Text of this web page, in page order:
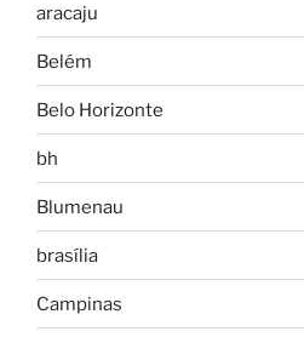
aracaju
Belém
Belo Horizonte
bh
Blumenau
brasília
Campinas